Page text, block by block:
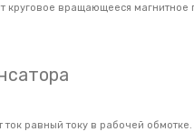
круговое вращающееся
равный току в рабочей